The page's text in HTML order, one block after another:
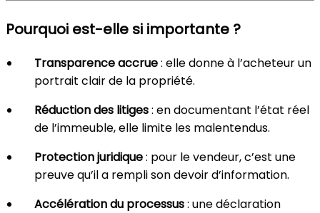
Pourquoi est-elle si importante ?
Transparence accrue: elle donne à l’acheteur un
portrait clair de la propriété.
Réduction des litiges: en documentant l’état réel
de l’immeuble, elle limite les malentendus.
Protection juridique: pour le vendeur, c’est une
preuve qu’il a rempli son devoir d’information.
Accélération du processus: une déclaration